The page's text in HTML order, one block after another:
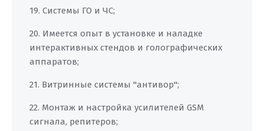
19. Системы ГО и ЧС;
20. Имеется опыт в установке и наладке
интерактивных стендов и голографических
аппаратов;
21. Витринные системы "антивор";
22. Монтаж и настройка усилителей GSM
сигнала, репитеров;